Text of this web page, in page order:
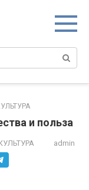
и польза
admin